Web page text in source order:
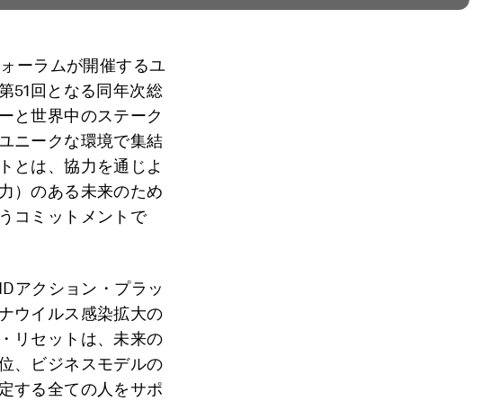
ーラムが開催するユ
51回となる同年次総
と世界中のステーク
ニークな環境で集結
とは、協力を通じよ
）のある未来のため
コミットメントで
アクション・プラッ
ウイルス感染拡大の
リセットは、未来の
、ビジネスモデルの
する全ての人をサポ